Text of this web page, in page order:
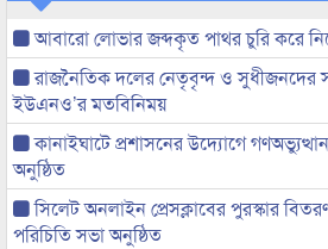
আবারো লোভার জব্দকৃত পাথর চুরি করে
রাজনৈতিক দলের নেতৃবৃন্দ ও সুধীজনদের
ইউএনও’র মতবিনিময়
কানাইঘাটে প্রশাসনের উদ্যোগে
অনুষ্ঠিত
সিলেট অনলাইন প্রেসক্লাবের পুরস্কার
পরিচিতি সভা অনুষ্ঠিত